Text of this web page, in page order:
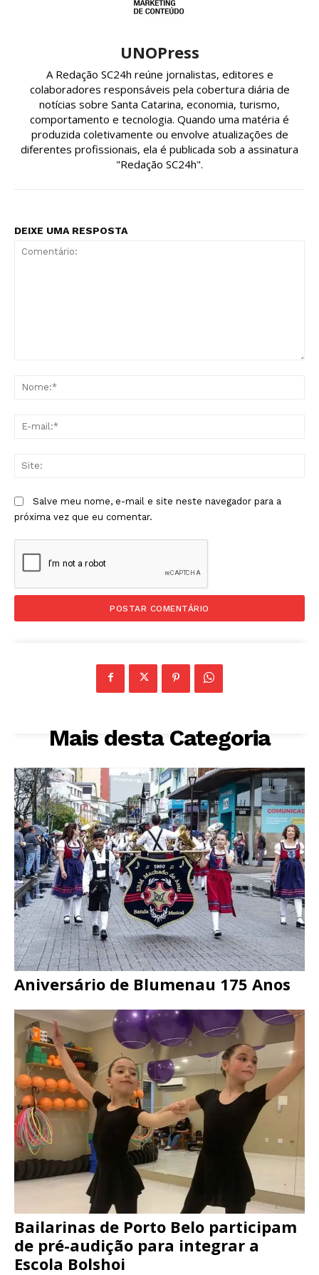
UNOPress
A Redação SC24h reúne jornalistas, editores e
colaboradores responsáveis pela cobertura diária de
notícias sobre Santa Catarina, economia, turismo,
comportamento e tecnologia. Quando uma matéria é
produzida coletivamente ou envolve atualizações de
diferentes profissionais, ela é publicada sob a assinatura
"Redação SC24h".
DEIXE UMA RESPOSTA
Salve meu nome, e-mail e site neste navegador para a
próxima vez que eu comentar.
Mais desta Categoria
Aniversário de Blumenau 175 Anos
Bailarinas de Porto Belo participam
de pré-audição para integrar a
Escola Bolshoi